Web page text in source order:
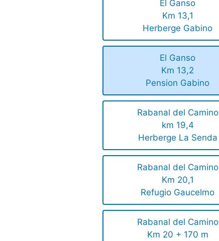
El Ganso
Km 13,1
Herberge Gabino
El Ganso
Km 13,2
Pension Gabino
Rabanal del Camino
km 19,4
Herberge La Senda
Rabanal del Camino
Km 20,1
Refugio Gaucelmo
Rabanal del Camino
Km 20 + 170 m